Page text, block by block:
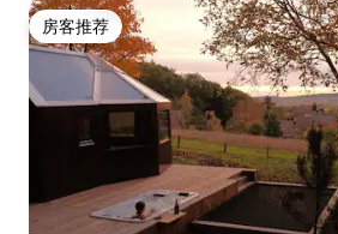
房客推荐
房客推荐